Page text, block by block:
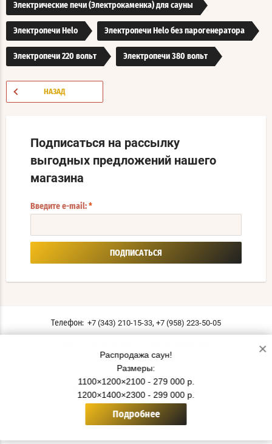
Электрические печи (Электрокаменка) для сауны
Электропечи Helo Электропечи Helo без парогенератора
Электропечи 220 вольт Электропечи 380 вольт
НАЗАД
Подписаться на рассылку
выгодных предложений нашего
магазина
Введите e-mail: *
ПОДПИСАТЬСЯ
Телефон: +7 (343) 210-15-33, +7 (958) 223-50-05
Мы в соцсетях:
Политика конфиденциальности
© 2019 - 2026 СаунаТэкс
Распродажа саун!
Размеры:
1100×1200×2100 - 279 000 р.
1200×1400×2300 - 299 000 р.
Подробнее
×